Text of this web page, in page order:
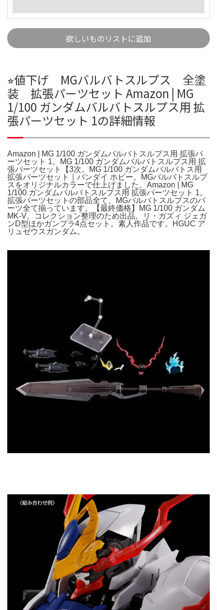
欲しいものリストに追加
⭐︎値下げ MGバルバトスルプス 全塗
装 拡張パーツセット Amazon | MG
1/100 ガンダムバルバトスルプス用 拡
張パーツセット 1の詳細情報
Amazon | MG 1/100 ガンダムバルバトスルプス用 拡張パ
ーツセット 1。MG 1/100 ガンダムバルバトスルプス用 拡
張パーツセット【3次。MG 1/100 ガンダムバルバトス用
拡張パーツセット｜バンダイ ホビー。MGバルバトスルプ
スをオリジナルカラーで仕上げました。Amazon | MG
1/100 ガンダムバルバトスルプス用 拡張パーツセット 1。
拡張パーツセットの部品全て、MGバルバトスルプスのパ
ーツ全て揃っています。【最終価格】MG 1/100 ガンダム
MK-V。コレクション整理のため出品。リ・ガズィ ジェガ
ンD型ほかガンプラ4点セット。素人作品です。HGUC ア
リュゼウスガンダム。